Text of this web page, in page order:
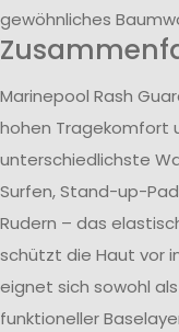
gewöhnliches
Marinepool Rash
hohen Tragekomfort
unterschiedlichste
Surfen, Stand-up-
Rudern – das
schützt die Haut vor
eignet sich sowohl
funktioneller